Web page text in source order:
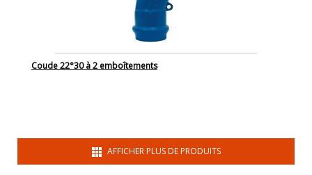
Coude 22°30 à 2 emboîtements
AFFICHER PLUS DE PRODUITS